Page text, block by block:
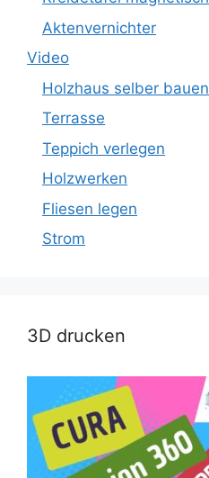
Aktenvernichter
Video
Holzhaus selber bauen
Terrasse
Teppich verlegen
Holzwerken
Fliesen legen
Strom
3D drucken